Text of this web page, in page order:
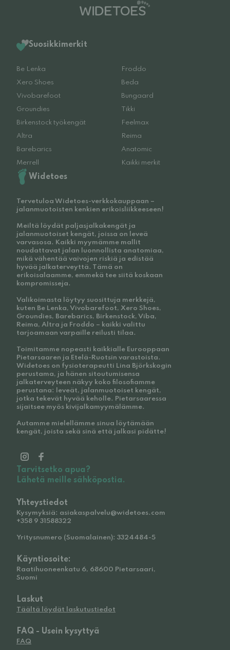
Suosikkimerkit
Be Lenka
Froddo
Xero Shoes
Beda
Vivobarefoot
Bungaard
Groundies
Tikki
Birkenstock työkengät
Feelmax
Altra
Reima
Barebarics
Anatomic
Merrell
Kaikki merkit
Widetoes
Tervetuloa Widetoes-verkkokauppaan –
jalanmuotoisten kenkien erikoisliikkeeseen!
Meiltä löydät paljasjalkakengät ja
jalanmuotoiset kengät, joissa on leveä
varvasosa. Kaikki myymämme mallit
noudattavat jalan luonnollista anatomiaa,
mikä vähentää vaivojen riskiä ja edistää
hyvää jalkaterveyttä. Tämä on
erikoisalaamme, emmekä tee siitä koskaan
kompromisseja.
Valikoimasta löytyy suosittuja merkkejä,
kuten Be Lenka, Vivobarefoot, Xero Shoes,
Groundies, Barebarics, Birkenstock, Viba,
Reima, Altra ja Froddo – kaikki valittu
tarjoamaan varpaille reilusti tilaa.
Toimitamme nopeasti kaikkialle Eurooppaan
Pietarsaaren ja Etelä-Ruotsin varastoista.
Widetoes on fysioterapeutti Lina Björkskogin
perustama, ja hänen sitoutumisensa
jalkaterveyteen näkyy koko filosofiamme
perustana: leveät, jalanmuotoiset kengät,
jotka tekevät hyvää keholle. Pietarsaaressa
sijaitsee myös kivijalkamyymälämme.
Autamme mielellämme sinua löytämään
kengät, joista sekä sinä että jalkasi pidätte!
Tarvitsetko apua?
Lähetä meille sähköpostia.
Yhteystiedot
Kysymyksiä: asiakaspalvelu@widetoes.com
+358 9 31588322
Yritysnumero (Suomalainen): 3324484-5
Käyntiosoite:
Raatihuoneenkatu 6, 68600 Pietarsaari,
Suomi
Laskut
Täältä löydät laskutustiedot
FAQ - Usein kysyttyä
FAQ